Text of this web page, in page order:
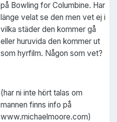
på Bowling for Columbine. Har
länge velat se den men vet ej i
vilka städer den kommer gå
eller huruvida den kommer ut
som hyrfilm. Någon som vet?
(har ni inte hört talas om
mannen finns info på
www.michaelmoore.com)